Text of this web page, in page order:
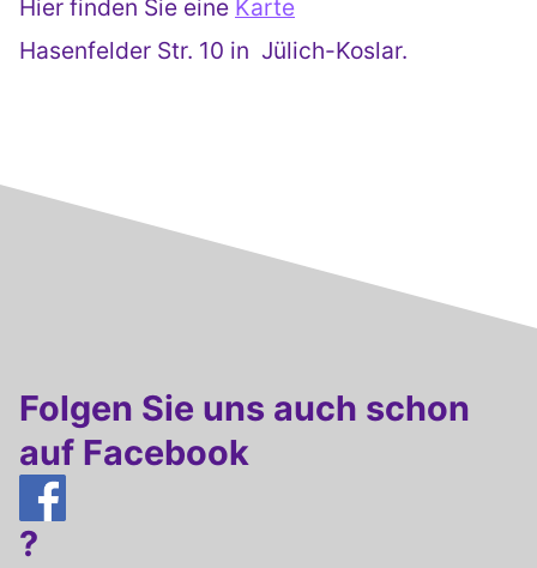
Hier finden Sie eine Karte
Hasenfelder Str. 10 in Jülich-Koslar.
Folgen Sie uns auch schon
auf Facebook
?